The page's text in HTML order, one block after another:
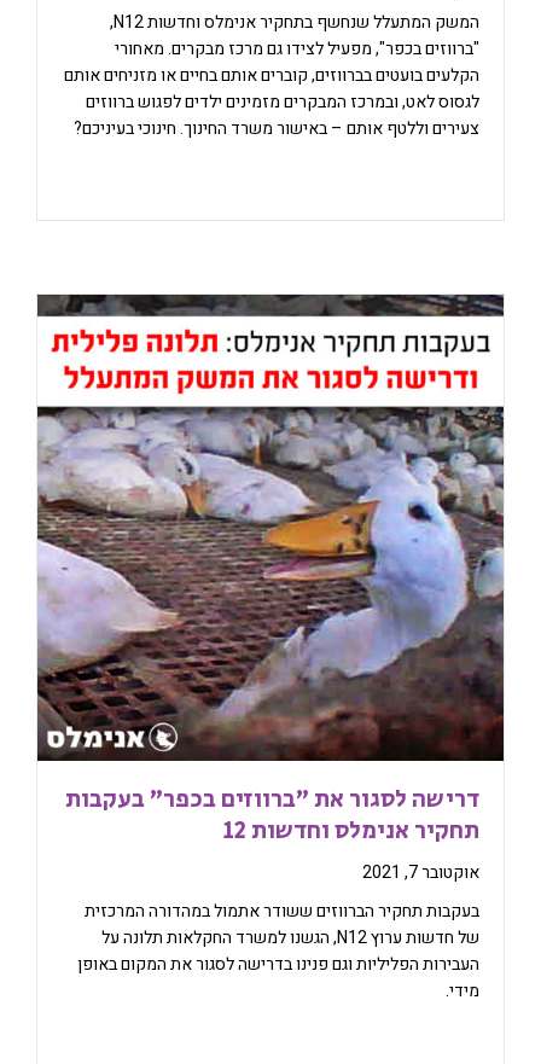
המשק המתעלל שנחשף בתחקיר אנימלס וחדשות N12,
"ברווזים בכפר", מפעיל לצידו גם מרכז מבקרים. מאחורי
הקלעים בועטים בברווזים, קוברים אותם בחיים או מזניחים אותם
לגסוס לאט, ובמרכז המבקרים מזמינים ילדים לפגוש ברווזים
צעירים וללטף אותם – באישור משרד החינוך. חינוכי בעיניכם?
דרישה לסגור את "ברווזים בכפר" בעקבות
תחקיר אנימלס וחדשות 12
אוקטובר 7, 2021
בעקבות תחקיר הברווזים ששודר אתמול במהדורה המרכזית
של חדשות ערוץ N12, הגשנו למשרד החקלאות תלונה על
העבירות הפליליות וגם פנינו בדרישה לסגור את המקום באופן
מידי.